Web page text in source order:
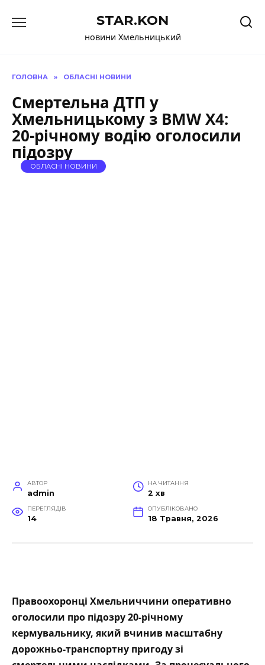
до
STAR.KON
новини Хмельницький
ГОЛОВНА » ОБЛАСНІ НОВИНИ
Смертельна ДТП у
Хмельницькому з BMW X4:
20-річному водію оголосили
підозру
ОБЛАСНІ НОВИНИ
АВТОР
admin
НА ЧИТАННЯ
2 хв
ПЕРЕГЛЯДІВ
14
ОПУБЛІКОВАНО
18 Травня, 2026
Правоохоронці Хмельниччини оперативно
оголосили про підозру 20-річному
кермувальнику, який вчинив масштабну
дорожньо-транспортну пригоду зі